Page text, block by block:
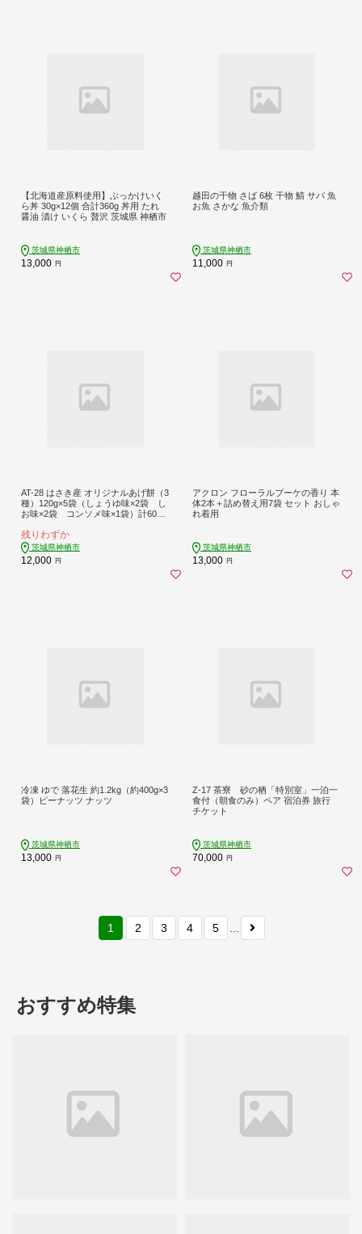
【北海道産原料使用】ぶっかけいく
ら丼 30g×12個 合計360g 丼用 たれ
醤油 漬け いくら 贅沢 茨城県 神栖市
茨城県神栖市
13,000 円
越田の干物 さば 6枚 干物 鯖 サバ 魚
お魚 さかな 魚介類
茨城県神栖市
11,000 円
AT-28 はさき産 オリジナルあげ餅（3
種）120g×5袋（しょうゆ味×2袋 し
お味×2袋 コンソメ味×1袋）計600g
つまみ
残りわずか
茨城県神栖市
12,000 円
アクロン フローラルブーケの香り 本
体2本＋詰め替え用7袋 セット おしゃ
れ着用
茨城県神栖市
13,000 円
冷凍 ゆで 落花生 約1.2kg（約400g×3
袋）ピーナッツ ナッツ
茨城県神栖市
13,000 円
Z-17 茶寮 砂の栖「特別室」一泊一
食付（朝食のみ）ペア 宿泊券 旅行
チケット
茨城県神栖市
70,000 円
1 2 3 4 5
おすすめ特集